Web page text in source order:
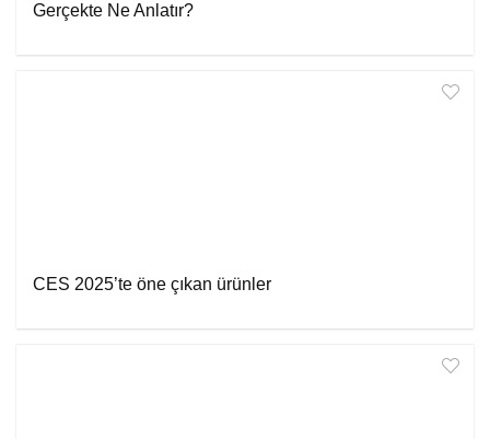
Gerçekte Ne Anlatır?
CES 2025’te öne çıkan ürünler